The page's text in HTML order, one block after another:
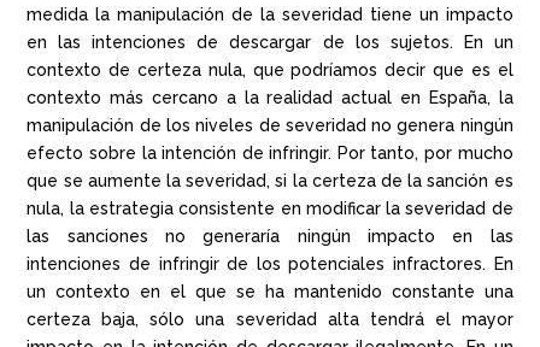
medida la manipulación de la severidad tiene un impacto
en las intenciones de descargar de los sujetos. En un
contexto de certeza nula, que podríamos decir que es el
contexto más cercano a la realidad actual en España, la
manipulación de los niveles de severidad no genera ningún
efecto sobre la intención de infringir. Por tanto, por mucho
que se aumente la severidad, si la certeza de la sanción es
nula, la estrategia consistente en modificar la severidad de
las sanciones no generaría ningún impacto en las
intenciones de infringir de los potenciales infractores. En
un contexto en el que se ha mantenido constante una
certeza baja, sólo una severidad alta tendrá el mayor